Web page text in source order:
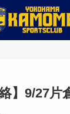
絡】9/27